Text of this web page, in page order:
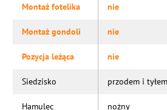
Montaż fotelika nie
Montaż gondoli nie
Pozycja leżąca nie
Siedzisko przodem i tyłem
Hamulec nożny